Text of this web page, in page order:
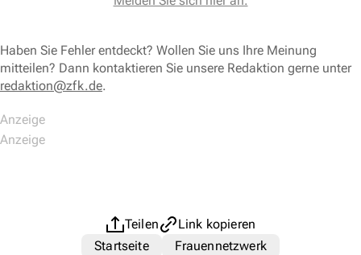
Haben Sie Fehler entdeckt? Wollen Sie uns Ihre Meinung
mitteilen? Dann kontaktieren Sie unsere Redaktion gerne unter
redaktion@zfk.de.
Teilen
Link kopieren
Startseite
Frauennetzwerk